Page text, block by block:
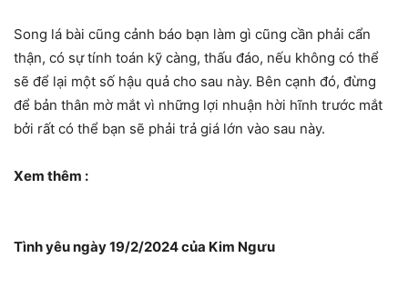
Song lá bài cũng cảnh báo bạn làm gì cũng cần phải cẩn
thận, có sự tính toán kỹ càng, thấu đáo, nếu không có thể
sẽ để lại một số hậu quả cho sau này. Bên cạnh đó, đừng
để bản thân mờ mắt vì những lợi nhuận hời hĩnh trước mắt
bởi rất có thể bạn sẽ phải trả giá lớn vào sau này.
Xem thêm :
Tình yêu ngày 19/2/2024 của Kim Ngưu